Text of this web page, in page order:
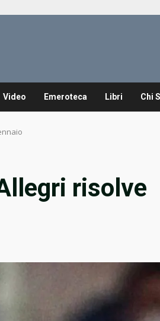
Video Emeroteca Libri Chi
risolve